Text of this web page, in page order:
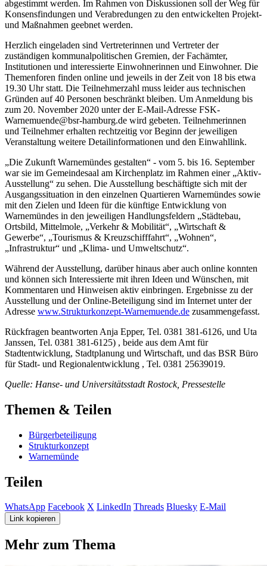
abgestimmt werden. Im Rahmen von Diskussionen soll der Weg für
Konsensfindungen und Verabredungen zu den entwickelten Projekt-
und Maßnahmen geebnet werden.
Herzlich eingeladen sind Vertreterinnen und Vertreter der
zuständigen kommunalpolitischen Gremien, der Fachämter,
Institutionen und interessierte Einwohnerinnen und Einwohner. Die
Themenforen finden online und jeweils in der Zeit von 18 bis etwa
19.30 Uhr statt. Die Teilnehmerzahl muss leider aus technischen
Gründen auf 40 Personen beschränkt bleiben. Um Anmeldung bis
zum 20. November 2020 unter der E-Mail-Adresse FSK-
Warnemuende@bsr-hamburg.de wird gebeten. Teilnehmerinnen
und Teilnehmer erhalten rechtzeitig vor Beginn der jeweiligen
Veranstaltung weitere Detailinformationen und den Einwahllink.
„Die Zukunft Warnemündes gestalten“ - vom 5. bis 16. September
war sie im Gemeindesaal am Kirchenplatz im Rahmen einer „Aktiv-
Ausstellung“ zu sehen. Die Ausstellung beschäftigte sich mit der
Ausgangssituation in den einzelnen Quartieren Warnemündes sowie
mit den Zielen und Ideen für die künftige Entwicklung von
Warnemündes in den jeweiligen Handlungsfeldern „Städtebau,
Ortsbild, Mittelmole, „Verkehr & Mobilität“, „Wirtschaft &
Gewerbe“, „Tourismus & Kreuzschifffahrt“, „Wohnen“,
„Infrastruktur“ und „Klima- und Umweltschutz“.
Während der Ausstellung, darüber hinaus aber auch online konnten
und können sich Interessierte mit ihren Ideen und Wünschen, mit
Kommentaren und Hinweisen aktiv einbringen. Ergebnisse zu der
Ausstellung und der Online-Beteiligung sind im Internet unter der
Adresse www.Strukturkonzept-Warnemuende.de zusammengefasst.
Rückfragen beantworten Anja Epper, Tel. 0381 381-6126, und Uta
Janssen, Tel. 0381 381-6125) , beide aus dem Amt für
Stadtentwicklung, Stadtplanung und Wirtschaft, und das BSR Büro
für Stadt- und Regionalentwicklung , Tel. 0381 25639019.
Quelle: Hanse- und Universitätsstadt Rostock, Pressestelle
Themen & Teilen
Bürgerbeteiligung
Strukturkonzept
Warnemünde
Teilen
WhatsApp Facebook X LinkedIn Threads Bluesky E-Mail
Link kopieren
Mehr zum Thema